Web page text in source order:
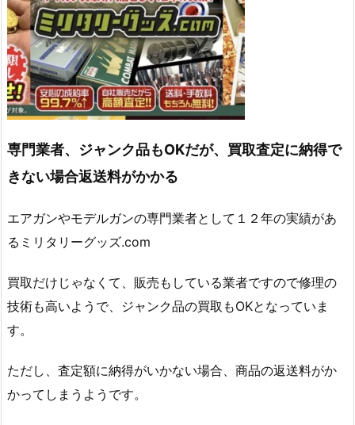
専門業者、ジャンク品もOKだが、買取査定に納得で
きない場合返送料がかかる
エアガンやモデルガンの専門業者として１２年の実績があ
るミリタリーグッズ.com
買取だけじゃなくて、販売もしている業者ですので修理の
技術も高いようで、ジャンク品の買取もOKとなっていま
す。
ただし、査定額に納得がいかない場合、商品の返送料がか
かってしまうようです。